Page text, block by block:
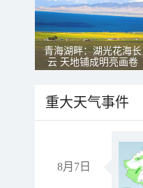
青海湖畔：湖光花海长
云 天地铺成明亮画卷
重大天气事件
8月7日